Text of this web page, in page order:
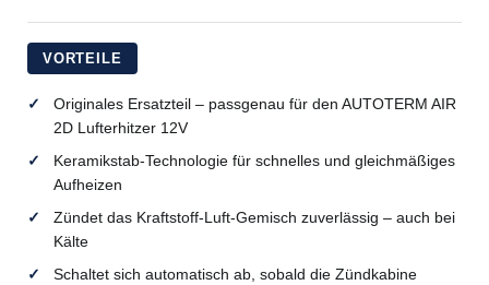
VORTEILE
Originales Ersatzteil – passgenau für den AUTOTERM AIR
2D Lufterhitzer 12V
Keramikstab-Technologie für schnelles und gleichmäßiges
Aufheizen
Zündet das Kraftstoff-Luft-Gemisch zuverlässig – auch bei
Kälte
Schaltet sich automatisch ab, sobald die Zündkabine